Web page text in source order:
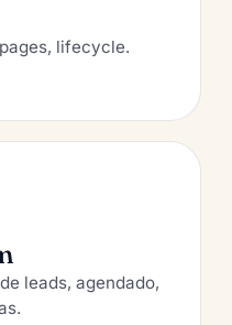
lifecycle.
leads, agendado,